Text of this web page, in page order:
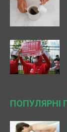
ПОПУЛЯРНІ